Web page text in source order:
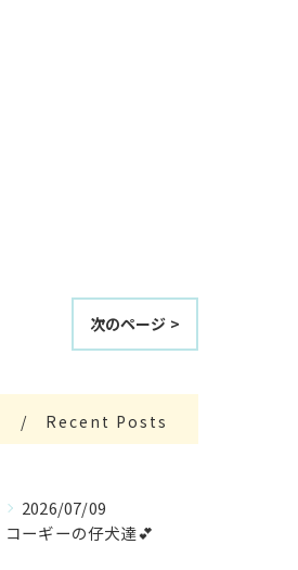
次のページ >
Recent Posts
2026/07/09
コーギーの仔犬達💕